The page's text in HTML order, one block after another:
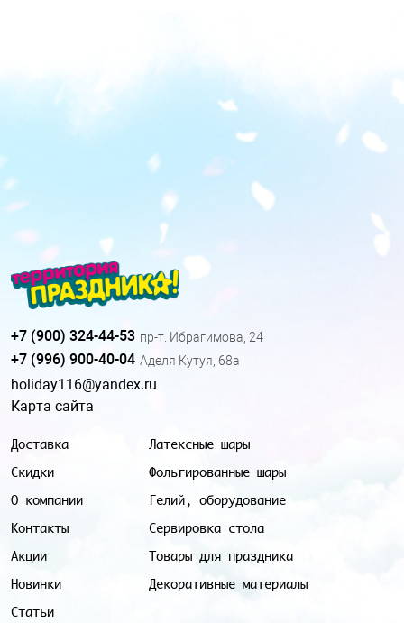
Доставка
Скидки
О компании
Контакты
Акции
Новинки
Статьи
Латексные шары
Фольгированные шары
Гелий, оборудование
Сервировка стола
Товары для праздника
Декоративные материалы
+7 (900) 324-44-53 пр-т. Ибрагимова, 24
+7 (996) 900-40-04 Аделя Кутуя, 68а
holiday116@yandex.ru
Карта сайта